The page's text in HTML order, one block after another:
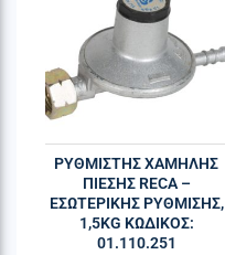
ΡΥΘΜΙΣΤΗΣ ΧΑΜΗΛΗΣ
ΠΙΕΣΗΣ RECA –
ΕΣΩΤΕΡΙΚΉΣ ΡΎΘΜΙΣΗΣ,
1,5KG ΚΩΔΙΚΌΣ:
01.110.251